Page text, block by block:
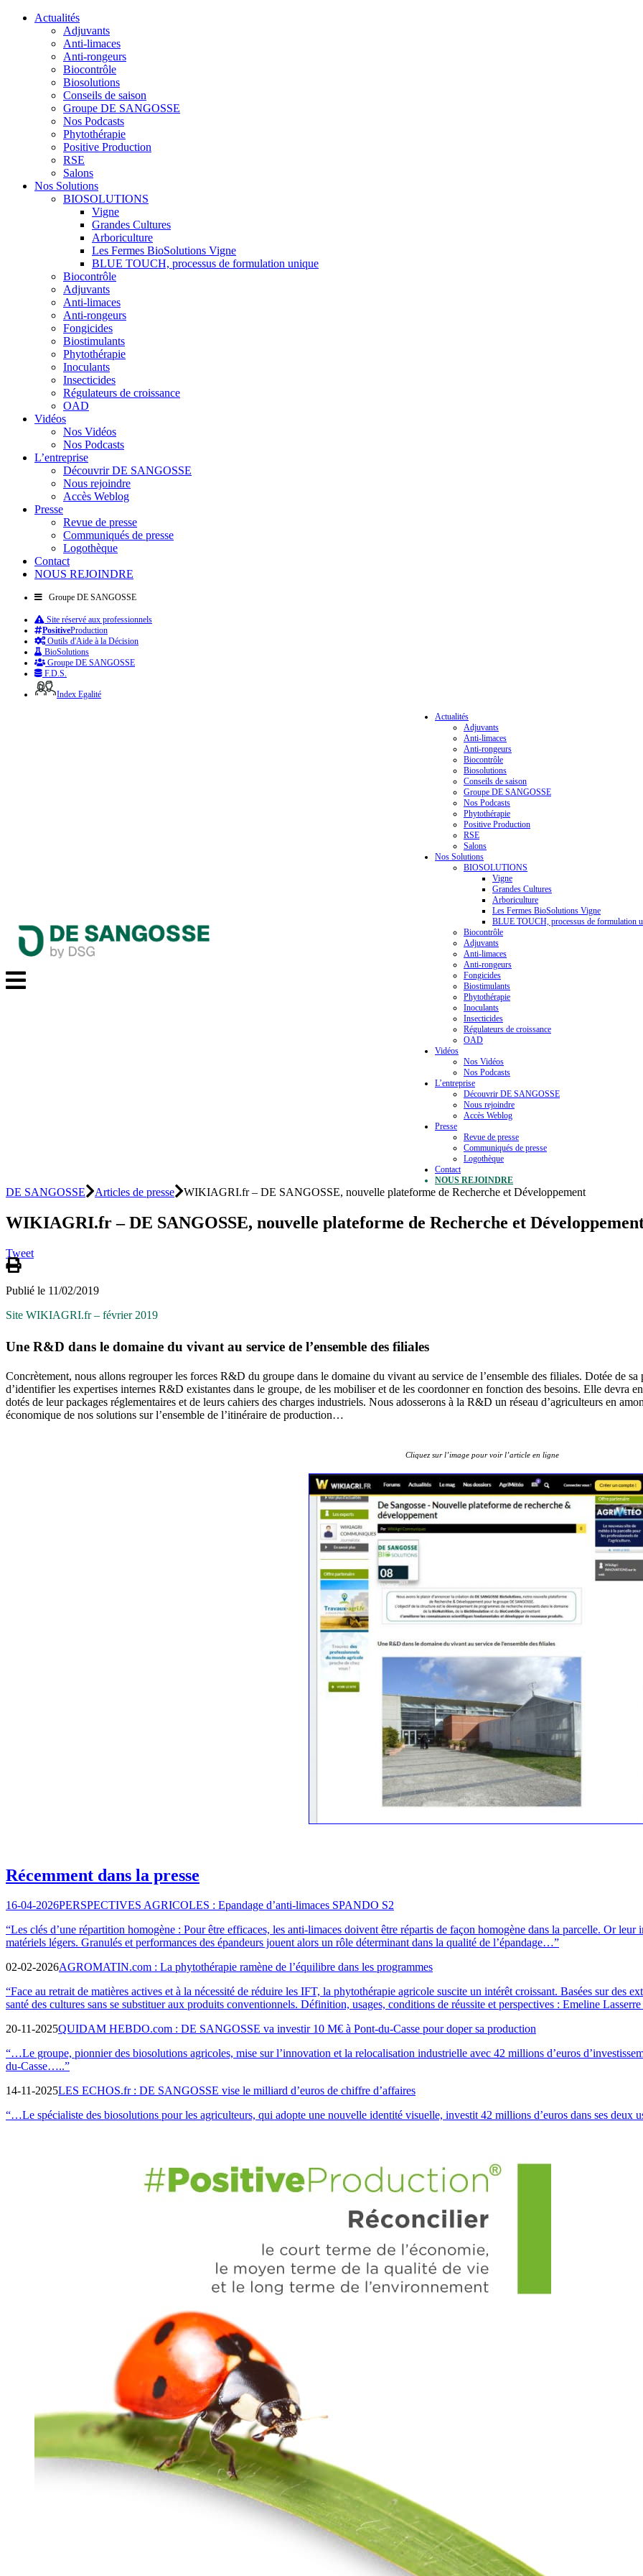
Actualités
Adjuvants
Anti-limaces
Anti-rongeurs
Biocontrôle
Biosolutions
Conseils de saison
Groupe DE SANGOSSE
Nos Podcasts
Phytothérapie
Positive Production
RSE
Salons
Nos Solutions
BIOSOLUTIONS
Vigne
Grandes Cultures
Arboriculture
Les Fermes BioSolutions Vigne
BLUE TOUCH, processus de formulation unique
Biocontrôle
Adjuvants
Anti-limaces
Anti-rongeurs
Fongicides
Biostimulants
Phytothérapie
Inoculants
Insecticides
Régulateurs de croissance
OAD
Vidéos
Nos Vidéos
Nos Podcasts
L’entreprise
Découvrir DE SANGOSSE
Nous rejoindre
Accès Weblog
Presse
Revue de presse
Communiqués de presse
Logothèque
Contact
NOUS REJOINDRE
Groupe DE SANGOSSE
Site réservé aux professionnels
PositiveProduction
Outils d'Aide à la Décision
BioSolutions
Groupe DE SANGOSSE
F.D.S.
Index Egalité
Actualités
Adjuvants
Anti-limaces
Anti-rongeurs
Biocontrôle
Biosolutions
Conseils de saison
Groupe DE SANGOSSE
Nos Podcasts
Phytothérapie
Positive Production
RSE
Salons
Nos Solutions
BIOSOLUTIONS
Vigne
Grandes Cultures
Arboriculture
Les Fermes BioSolutions Vigne
BLUE TOUCH, processus de formulation
Biocontrôle
Adjuvants
Anti-limaces
Anti-rongeurs
Fongicides
Biostimulants
Phytothérapie
Inoculants
Insecticides
Régulateurs de croissance
OAD
Vidéos
Nos Vidéos
Nos Podcasts
L’entreprise
Découvrir DE SANGOSSE
Nous rejoindre
Accès Weblog
Presse
Revue de presse
Communiqués de presse
Logothèque
Contact
NOUS REJOINDRE
DE SANGOSSE Articles de presse WIKIAGRI.fr – DE SANGOSSE, nouvelle plateforme de Recherche et Développement
WIKIAGRI.fr – DE SANGOSSE, nouvelle plateforme de Recherche et
Tweet
Publié le 11/02/2019
Site WIKIAGRI.fr – février 2019
Une R&D dans le domaine du vivant au service de l’ensemble des filiales
Concrètement, nous allons regrouper les forces R&D du groupe dans le domaine du vivant au service de l’ensemble des filiales. Dotée de
d’identifier les expertises internes R&D existantes dans le groupe, de les mobiliser et de les coordonner en fonction des besoins. Elle devra
dotés de leur packages réglementaires et de leurs cahiers des charges industriels. Nous adosserons à la R&D un réseau d’agriculteurs en
économique de nos solutions sur l’ensemble de l’itinéraire de production…
Cliquez sur l’image pour voir l’article en ligne
Récemment dans la presse
16-04-2026PERSPECTIVES AGRICOLES : Epandage d’anti-limaces SPANDO S2
“Les clés d’une répartition homogène : Pour être efficaces, les anti-limaces doivent être répartis de façon homogène dans la parcelle. Or
matériels légers. Granulés et performances des épandeurs jouent alors un rôle déterminant dans la qualité de l’épandage…”
02-02-2026AGROMATIN.com : La phytothérapie ramène de l’équilibre dans les programmes
“Face au retrait de matières actives et à la nécessité de réduire les IFT, la phytothérapie agricole suscite un intérêt croissant. Basées sur des
santé des cultures sans se substituer aux produits conventionnels. Définition, usages, conditions de réussite et perspectives : Emeline
20-11-2025QUIDAM HEBDO.com : DE SANGOSSE va investir 10 M€ à Pont-du-Casse pour doper sa production
“…Le groupe, pionnier des biosolutions agricoles, mise sur l’innovation et la relocalisation industrielle avec 42 millions d’euros
du-Casse…..”
14-11-2025LES ECHOS.fr : DE SANGOSSE vise le milliard d’euros de chiffre d’affaires
“…Le spécialiste des biosolutions pour les agriculteurs, qui adopte une nouvelle identité visuelle, investit 42 millions d’euros dans ses deux